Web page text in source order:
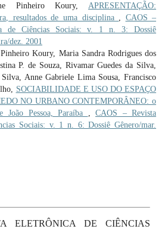
Pinheiro Koury, APRESENTAÇÃO:
resultados de uma disciplina
CAOS –
de Ciências Sociais: v. 1 n. 3: Dossiê
dez. 2001
Koury, Maria Sandra Rodrigues dos
P. de Souza, Rivamar Guedes da Silva,
Anne Gabriele Lima Sousa, Francisco
SOCIABILIDADE E USO DO ESPAÇO
NO URBANO CONTEMPORÂNEO: o
João Pessoa, Paraíba
,CAOS – Revista
Sociais: v. 1 n. 6: Dossiê Gênero/mar.
ELETRÔNICA DE CIÊNCIAS